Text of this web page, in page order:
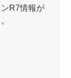
R7情報が